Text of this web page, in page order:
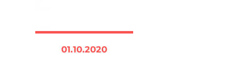
01.10.2020